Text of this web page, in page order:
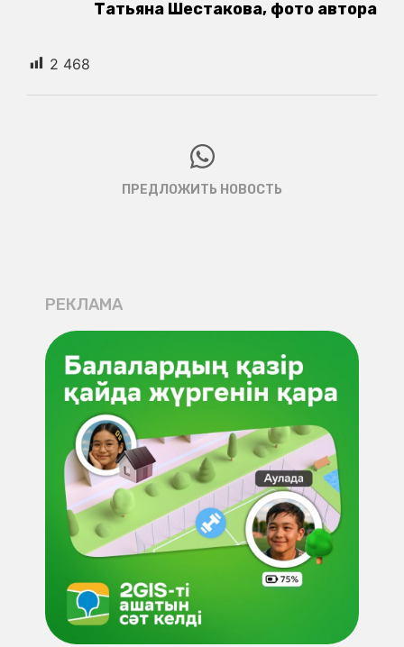
Татьяна Шестакова, фото автора
2 468
ПРЕДЛОЖИТЬ НОВОСТЬ
РЕКЛАМА